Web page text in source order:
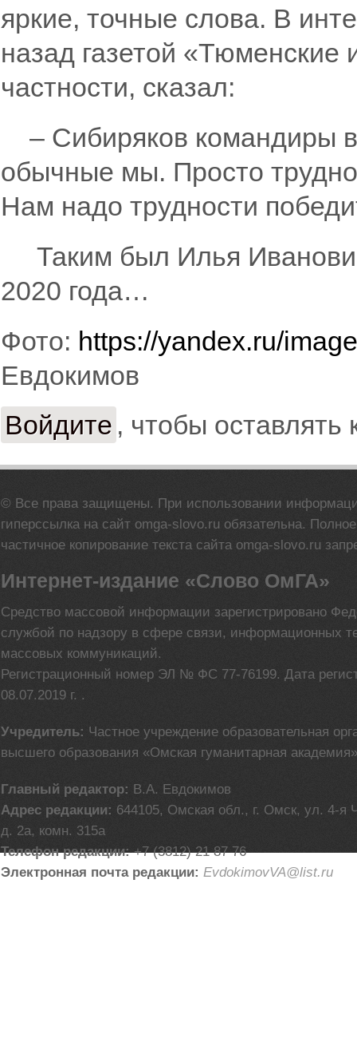
яркие, точные слова. В
назад газетой «Тюменские
частности, сказал:
– Сибиряков командиры
обычные мы. Просто
Нам надо трудности
Таким был Илья
2020 года…
Фото: https://yandex.ru/
Евдокимов
Войдите , чтобы оставлять
© Все права защищены. При использовании
гиперссылка на сайт omga-slovo.ru обязательна.
частичное копирование текста сайта omga-slovo.ru
Интернет-издание «Слово ОмГА»
Средство массовой информации зарегистрировано
службой по надзору в сфере связи, информационных
массовых коммуникаций.
Регистрационный номер ЭЛ № ФС 77-76199. Дата
08.07.2019 г. .
Учредитель: Частное учреждение образовательная
высшего образования «Омская гуманитарная академия»
Главный редактор: В.А. Евдокимов
Адрес редакции: 644105, Омская обл., г. Омск, ул. 4-я
д. 2а, комн. 315а
Телефон редакции:+7 (3812) 21 87 76
Электронная почта редакции: EvdokimovVA@list.ru